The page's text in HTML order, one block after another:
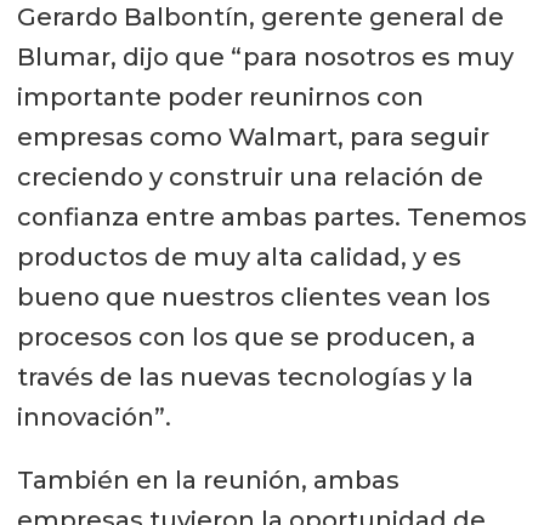
Gerardo Balbontín, gerente general de
Blumar, dijo que “para nosotros es muy
importante poder reunirnos con
empresas como Walmart, para seguir
creciendo y construir una relación de
confianza entre ambas partes. Tenemos
productos de muy alta calidad, y es
bueno que nuestros clientes vean los
procesos con los que se producen, a
través de las nuevas tecnologías y la
innovación”.
También en la reunión, ambas